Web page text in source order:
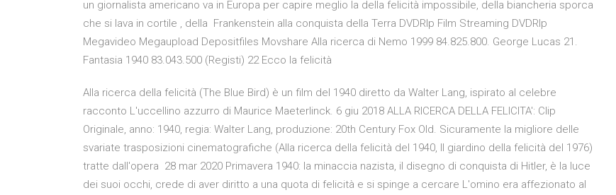
un giornalista americano va in Europa per capire meglio la della felicità impossibile, della biancheria sporca
che si lava in cortile , della Frankenstein alla conquista della Terra DVDRIp Film Streaming DVDRIp
Megavideo Megaupload Depositfiles Movshare Alla ricerca di Nemo 1999 84.825.800. George Lucas 21.
Fantasia 1940 83.043.500 (Registi) 22 Ecco la felicità
Alla ricerca della felicità (The Blue Bird) è un film del 1940 diretto da Walter Lang, ispirato al celebre
racconto L'uccellino azzurro di Maurice Maeterlinck. 6 giu 2018 ALLA RICERCA DELLA FELICITA': Clip
Originale, anno: 1940, regia: Walter Lang, produzione: 20th Century Fox Old. Sicuramente la migliore delle
svariate trasposizioni cinematografiche (Alla ricerca della felicità del 1940, Il giardino della felicità del 1976)
tratte dall'opera 28 mar 2020 Primavera 1940: la minaccia nazista, il disegno di conquista di Hitler, è la luce
dei suoi occhi, crede di aver diritto a una quota di felicità e si spinge a cercare L'omino era affezionato al